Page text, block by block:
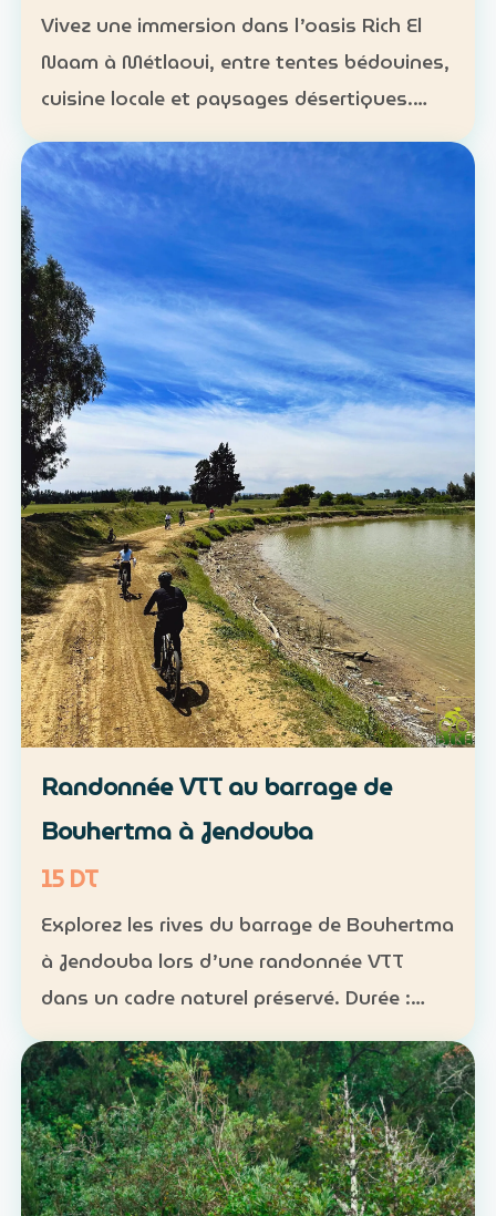
Vivez une immersion dans l’oasis Rich El
Naam à Métlaoui, entre tentes bédouines,
cuisine locale et paysages désertiques.
Hébergement : tentes traditionnelles ou
formules sur mesure Activités : camping,
randonnées, gas…
Randonnée VTT au barrage de
Bouhertma à Jendouba
15 DT
Explorez les rives du barrage de Bouhertma
à Jendouba lors d’une randonnée VTT
dans un cadre naturel préservé. Durée :
environ 1 h à 1 h 30 Niveau : intermédiaire
Groupe : de 5 à 16 participants Tarif : 15 DT
par perso…